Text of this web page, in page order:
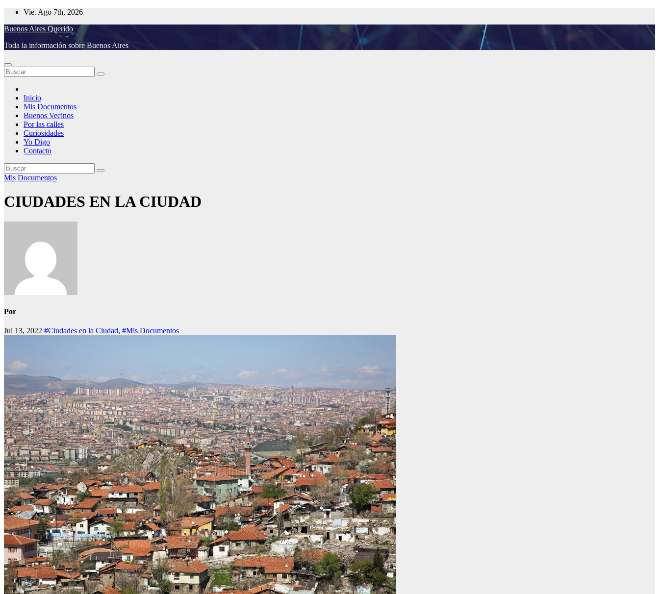
Saltar
contenido
Vie. Ago 7th, 2026
Buenos Aires Querido
Toda la información sobre Buenos Aires
Inicio
Mis Documentos
Buenos Vecinos
Por las calles
Curiosidades
Yo Digo
Contacto
Mis Documentos
CIUDADES EN LA CIUDAD
Por
Jul 13, 2022 #Ciudades en la Ciudad, #Mis Documentos